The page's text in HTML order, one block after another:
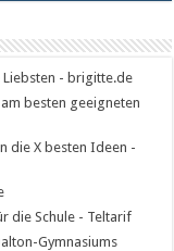
Liebsten - brigitte.de
besten geeigneten
die X besten Ideen -
die Schule - Teltarif
Gymnasiums